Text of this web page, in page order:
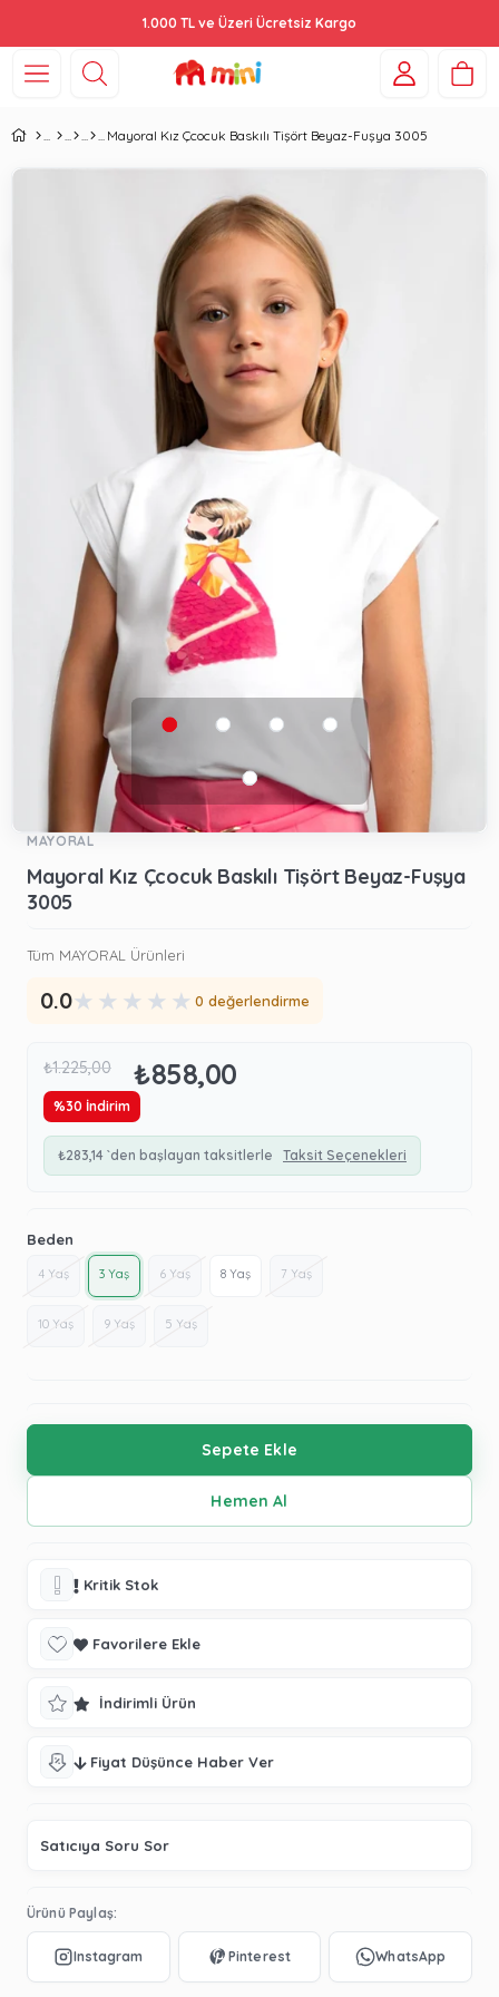
1.000 TL ve Üzeri Ücretsiz Kargo
Mayoral Kız Çcocuk Baskılı Tişört Beyaz-Fuşya 3005
MAYORAL
Mayoral Kız Çcocuk Baskılı Tişört Beyaz-Fuşya
3005
Tüm MAYORAL Ürünleri
0.0★ ★ ★ ★ ★ 0 değerlendirme
₺1.225,00 ₺858,00
%30 İndirim
₺283,14 `den başlayan taksitlerle Taksit Seçenekleri
Beden
4 Yaş 3 Yaş 6 Yaş 8 Yaş 7 Yaş
10 Yaş 9 Yaş 5 Yaş
Kritik Stok
Favorilere Ekle
İndirimli Ürün
Fiyat Düşünce Haber Ver
Satıcıya Soru Sor
Ürünü Paylaş: